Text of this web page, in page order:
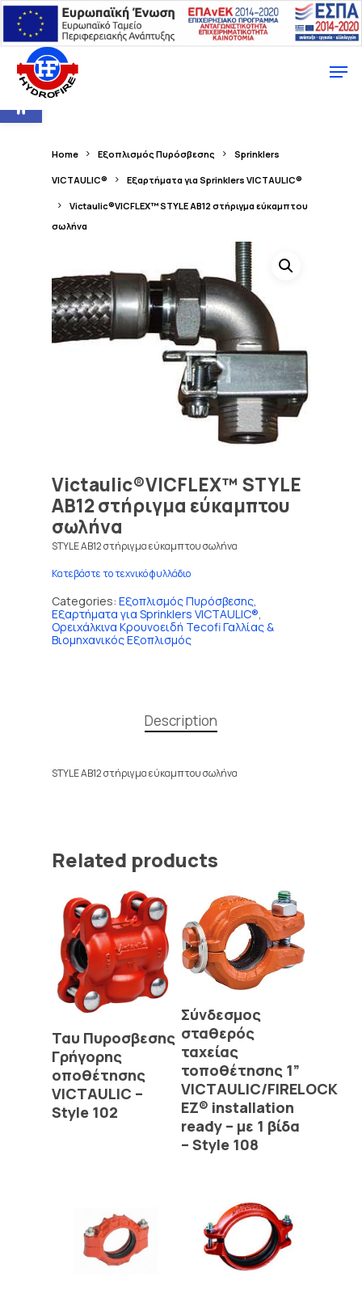
Ανοίξτε τη γραμμή εργαλείων
Home Εξοπλισμός Πυρόσβεσης Sprinklers
VICTAULIC® Εξαρτήματα για Sprinklers VICTAULIC®
Victaulic®VICFLEX™ STYLE AB12 στήριγμα εύκαμπτου
σωλήνα
Victaulic®VICFLEX™ STYLE
AB12 στήριγμα εύκαμπτου
σωλήνα
STYLE AB12 στήριγμα εύκαμπτου σωλήνα
Κατεβάστε το τεχνικό φυλλάδιο
Categories: Εξοπλισμός Πυρόσβεσης,
Εξαρτήματα για Sprinklers VICTAULIC®,
Ορειχάλκινα Κρουνοειδή Tecofi Γαλλίας &
Βιομηχανικός Εξοπλισμός
Description
STYLE AB12 στήριγμα εύκαμπτου σωλήνα
Related products
Read More
Ταυ Πυροσβεσης
Γρήγορης
οποθέτησης
VICTAULIC –
Style 102
Read More
Σύνδεσμος
σταθερός
ταχείας
τοποθέτησης 1”
VICTAULIC/FIRELOCK
EZ® installation
ready – με 1 βίδα
– Style 108